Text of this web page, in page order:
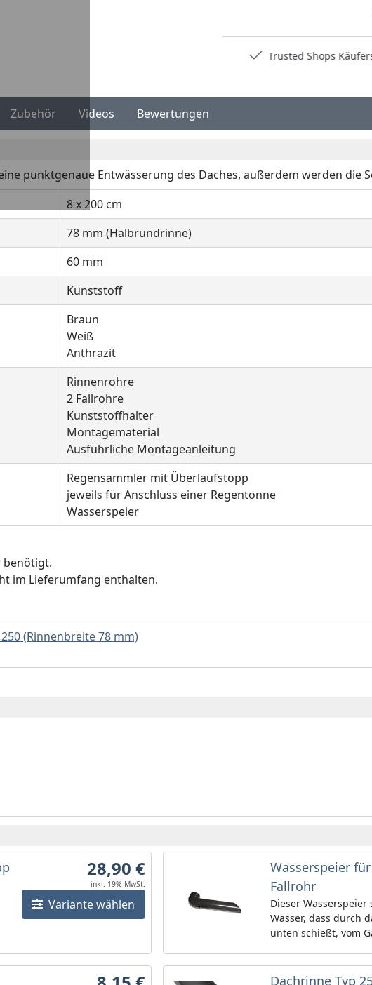
Trusted Shops
Zubehör Videos Bewertungen
punktgenaue Entwässerung des Daches, außerdem werden die
8 x 200 cm
78 mm (Halbrundrinne)
60 mm
Kunststoff
Braun
Weiß
Anthrazit
Rinnenrohre
2 Fallrohre
Kunststoffhalter
Montagematerial
Ausführliche Montageanleitung
Regensammler mit Überlaufstopp
jeweils für Anschluss einer Regentonne
Wasserspeier
benötigt.
im Lieferumfang enthalten.
(Rinnenbreite 78 mm)
Variante wählen
28,90 €
inkl. 19% MwSt.
Wasserspeier
Fallrohr
Dieser
Wasser, dass durch
unten schießt, vom
Dachrinne Typ